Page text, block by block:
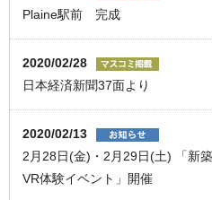
Plaine駅前 完成
2020/02/28
日本経済新聞37面より
2020/02/13
2月28日(金)・2月29日(土) 「新
VR体験イベント」開催